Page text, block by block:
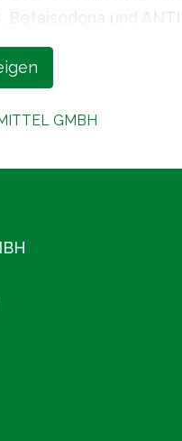
Betaisodona und ANTI
Qualitätsansprüchen
Erkenntnissen